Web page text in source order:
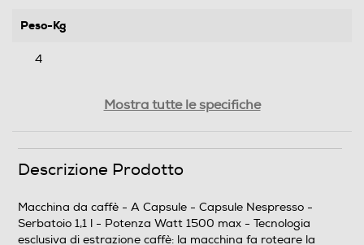
Peso-Kg
4
Se la mattina hai voglia di una bella Mug, dopo pranzo
Lungo, puoi affidarti a Vertuo Next. Con un solo
pulsante potrai decidere la tua esperienza di caffè
personalizzata, coprendo un’intera gamma di stili e
Mostra tutte le specifiche
Descrizione Prodotto
Macchina da caffè - A Capsule - Capsule Nespresso -
Serbatoio 1,1 l - Potenza Watt 1500 max - Tecnologia
esclusiva di estrazione caffè: la macchina fa roteare la